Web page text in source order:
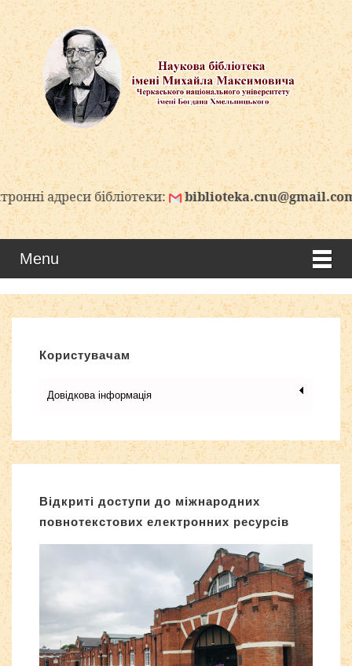
адреси бібліотеки: biblioteka.cnu@gmail.com
Menu
Користувачам
Довідкова інформація
Відкриті доступи до міжнародних
повнотекстових електронних ресурсів